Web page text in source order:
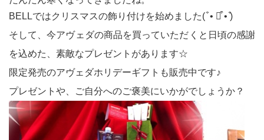
BELLではクリスマスの飾り付けを始めました(͏ ͒ • ꇵ͒ • ͒)
そして、今アヴェダの商品を買っていただくと日頃の感謝
を込めた、素敵なプレゼントがあります☆
限定発売のアヴェダホリデーギフトも販売中です♪
プレゼントや、ご自分へのご褒美にいかがでしょうか？